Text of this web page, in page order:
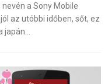
a Sony Mobile
az utóbbi időben, sőt, ez